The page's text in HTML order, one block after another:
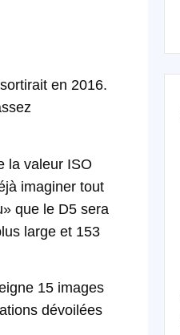
en 2016.
la valeur ISO
imaginer tout
que le D5 sera
large et 153
15 images
dévoilées